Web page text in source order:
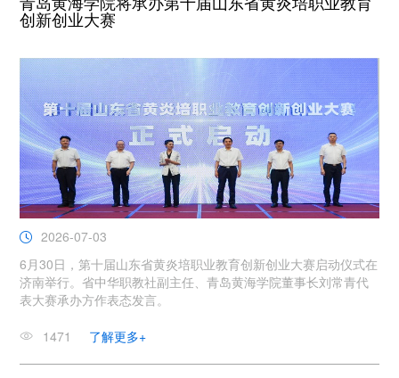
创新创业大赛
2026-07-03
6月30日，第十届山东省黄炎培职业教育创新创业大赛启动仪式在
济南举行。省中华职教社副主任、青岛黄海学院董事长刘常青代
表大赛承办方作表态发言。
1471 了解更多+